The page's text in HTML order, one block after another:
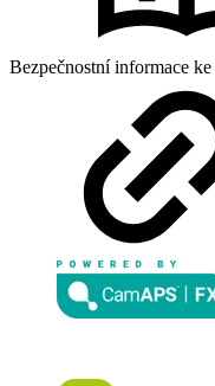
Bezpečnostní informace